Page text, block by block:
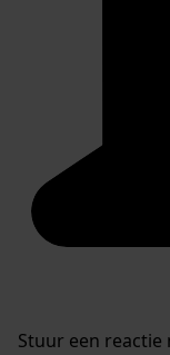
Stuur een